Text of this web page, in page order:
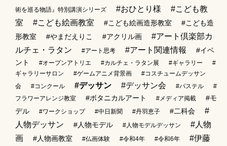
術を巡る物語』特別講演シリーズ
#おひとり様
#こども教
室
#こども絵画教室 #こども絵画造形教室
#こども造
形教室
#やまだえりこ #アクリル画
#アート倶楽部カ
ルチェ・ラタン
#アート思考 #アート関連情報
#イベ
ント
#オープンアトリエ #カルチェ・ラタン展 #ギャラリー
#
ギャラリーサロン
#ゲームアニメ背景画
#コスチュームデッサン
会
#コンクール #デッサン #デッサン会 #パステル
#
フラワーアレンジ教室
#ボタニカルアート #メディア掲載
#モ
デル
#ワークショップ #中日新聞 #丹羽恵子 #二科会
#
人物デッサン
#人物モデル #人物モデルデッサン
#人物
画
#人物画教室 #仏画体験 #令和4年 #令和6年
#伊藤